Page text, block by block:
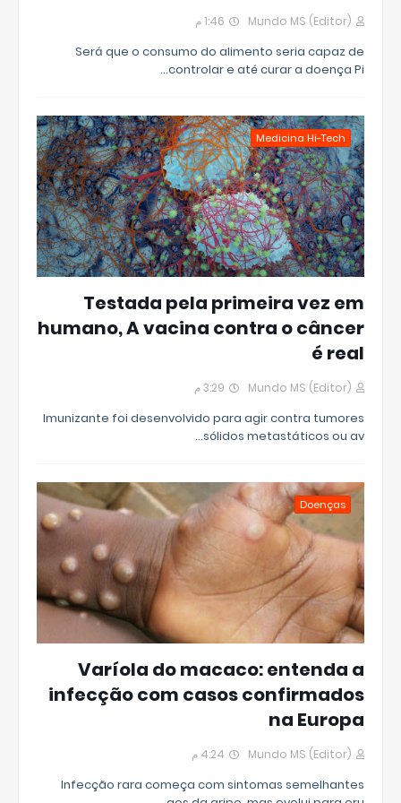
Mundo MS (Editor) 1:46 م
Será que o consumo do alimento seria capaz de
controlar e até curar a doença Pi…
Medicina Hi-Tech
Testada pela primeira vez em
humano, A vacina contra o câncer
é real
Mundo MS (Editor) 3:29 م
Imunizante foi desenvolvido para agir contra tumores
sólidos metastáticos ou av…
Doenças
Varíola do macaco: entenda a
infecção com casos confirmados
na Europa
Mundo MS (Editor) 4:24 م
Infecção rara começa com sintomas semelhantes